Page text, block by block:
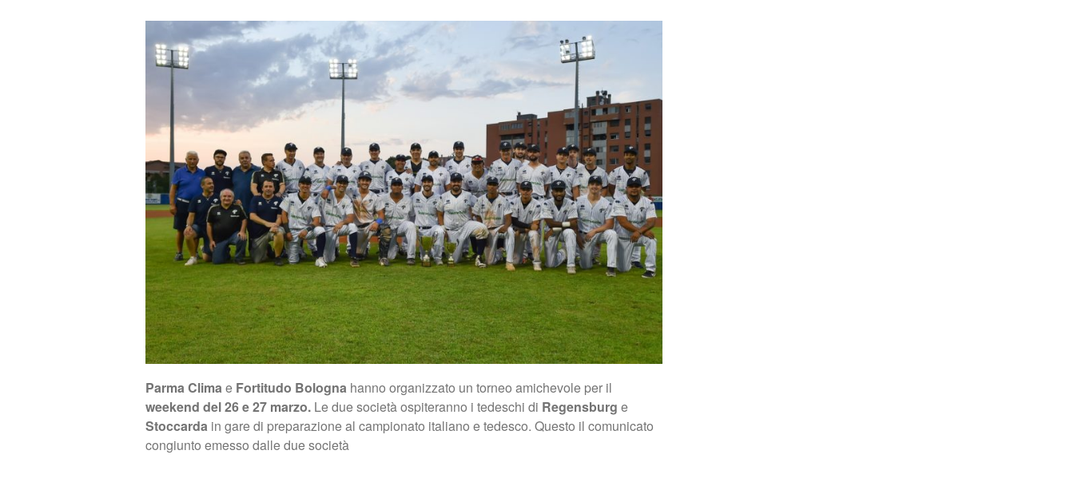
Parma Climae Fortitudo Bologna hanno organizzato un torneo amichevole per il
weekend del 26 e 27 marzo. Le due società ospiteranno i tedeschi di Regensburg e
Stoccarda in gare di preparazione al campionato italiano e tedesco. Questo il comunicato
congiunto emesso dalle due società